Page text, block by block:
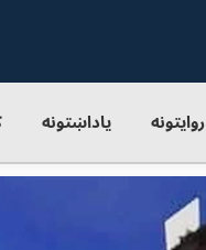
روایتونه یاداښتونه